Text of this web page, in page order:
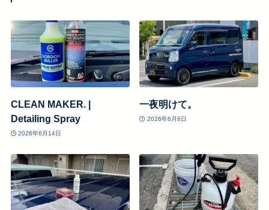
CLEAN MAKER. |
Detailing Spray
2026年6月14日
一夜明けて。
2026年6月6日